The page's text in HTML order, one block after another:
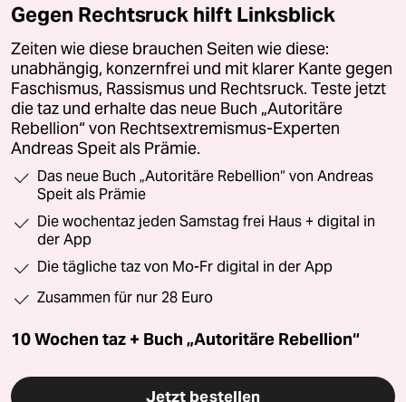
Gegen Rechtsruck hilft Linksblick
Zeiten wie diese brauchen Seiten wie diese:
unabhängig, konzernfrei und mit klarer Kante gegen
Faschismus, Rassismus und Rechtsruck. Teste jetzt
die taz und erhalte das neue Buch „Autoritäre
Rebellion“ von Rechtsextremismus-Experten
Andreas Speit als Prämie.
Das neue Buch „Autoritäre Rebellion“ von Andreas
Speit als Prämie
Die wochentaz jeden Samstag frei Haus + digital in
der App
Die tägliche taz von Mo-Fr digital in der App
Zusammen für nur 28 Euro
10 Wochen taz + Buch „Autoritäre Rebellion“
Jetzt bestellen